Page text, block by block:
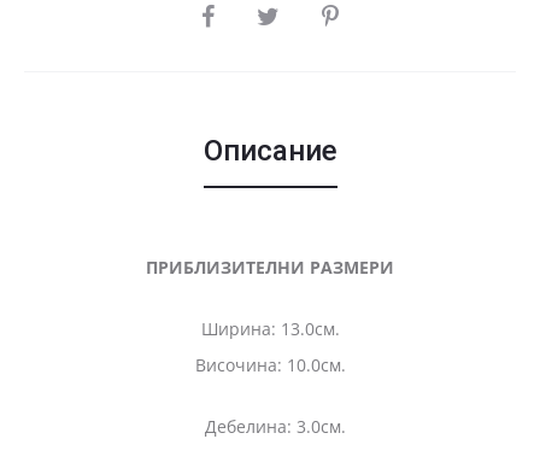
SHARE
Описание
ПРИБЛИЗИТЕЛНИ РАЗМЕРИ
Ширина: 13.0см.
Височина: 10.0см.
Дебелина: 3.0см.